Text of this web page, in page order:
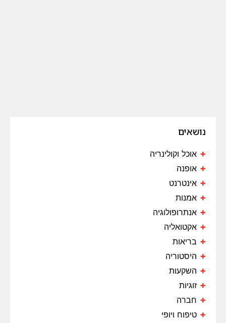
נושאים
אוכל וקולינריה
אופנה
אינטרנט
אמנות
אנתרופולוגיה
אקטואליה
בריאות
היסטוריה
השקעות
זוגיות
חברה
טיפוח ויופי